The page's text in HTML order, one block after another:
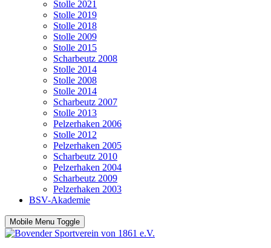
Stolle 2021
Stolle 2019
Stolle 2018
Stolle 2009
Stolle 2015
Scharbeutz 2008
Stolle 2014
Stolle 2008
Stolle 2014
Scharbeutz 2007
Stolle 2013
Pelzerhaken 2006
Stolle 2012
Pelzerhaken 2005
Scharbeutz 2010
Pelzerhaken 2004
Scharbeutz 2009
Pelzerhaken 2003
BSV-Akademie
Mobile Menu Toggle